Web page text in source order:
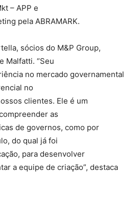
– APP e
pela ABRAMARK.
sócios do M&P Group,
Malfatti. “Seu
no mercado governamental
no
clientes. Ele é um
as
de governos, como por
do qual já foi
para desenvolver
a equipe de criação”, destaca